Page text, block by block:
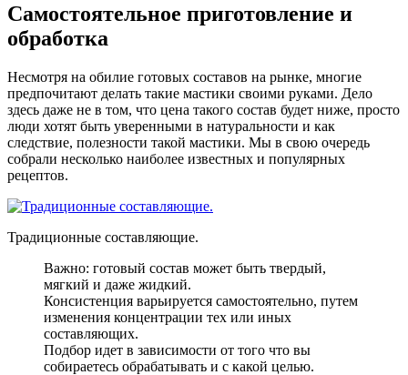
Самостоятельное приготовление и
обработка
Несмотря на обилие готовых составов на рынке, многие
предпочитают делать такие мастики своими руками. Дело
здесь даже не в том, что цена такого состав будет ниже, просто
люди хотят быть уверенными в натуральности и как
следствие, полезности такой мастики. Мы в свою очередь
собрали несколько наиболее известных и популярных
рецептов.
Традиционные составляющие.
Важно: готовый состав может быть твердый,
мягкий и даже жидкий.
Консистенция варьируется самостоятельно, путем
изменения концентрации тех или иных
составляющих.
Подбор идет в зависимости от того что вы
собираетесь обрабатывать и с какой целью.